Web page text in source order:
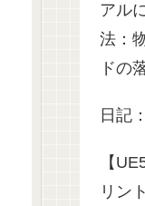
アル
法：
ドの
日記
【
リン